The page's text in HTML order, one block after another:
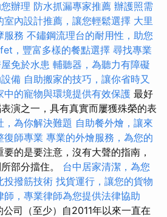
辦理 防水抓漏專家推薦 辦護照需
室內設計推薦，讓您輕鬆選擇 大里
服務 不鏽鋼流理台的耐用性，助您
，豐富多樣的餐點選擇 尋找專業
免於水患 輔聽器，為聽力有障礙
備 自助搬家的技巧，讓你省時又
中的寵物與環境提供有效保護 最好
演之一，具有真實而屢獲殊榮的表
，為你解決難題 自助餐外燴，讓來
復師專業 專業的外燴服務，為您的
要的是要注意，沒有大聲的​​指南，
部分擋住。 台中居家清潔，為您
投撥筋技術 找貨運行，讓您的貨物
師，專業律師為您提供法律協助
司（至少）自2011年以來一直在